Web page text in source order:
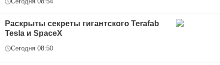
Раскрыты секреты гигантского Terafab
Tesla и SpaceX
Сегодня 08:50